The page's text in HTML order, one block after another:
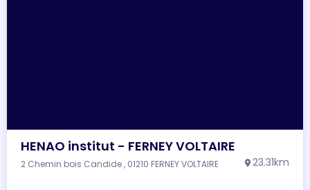
HENAO institut - FERNEY VOLTAIRE
2 Chemin bois Candide , 01210 FERNEY VOLTAIRE location_on 23.31km